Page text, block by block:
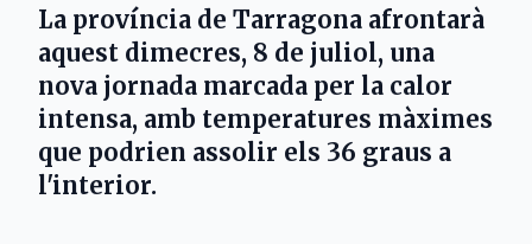
La província de Tarragona afrontarà
aquest dimecres, 8 de juliol, una
nova jornada marcada per la calor
intensa, amb temperatures màximes
que podrien assolir els 36 graus a
l'interior.